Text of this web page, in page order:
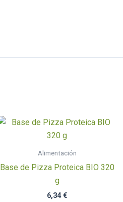
Alimentación
Base de Pizza Proteica BIO 320
g
6,34€